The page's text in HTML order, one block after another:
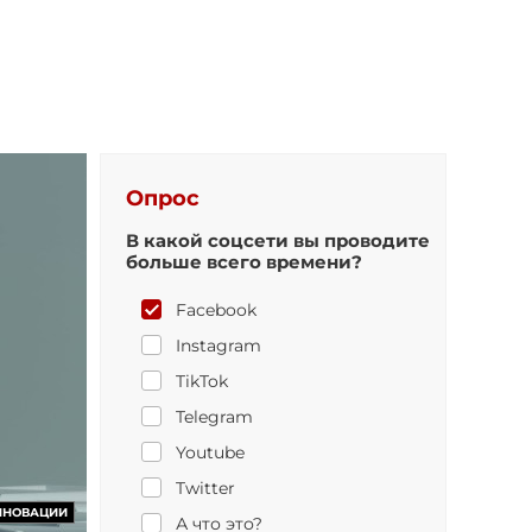
Опрос
В какой соцсети вы проводите
больше всего времени?
Facebook
Instagram
TikTok
Telegram
Youtube
Twitter
А что это?